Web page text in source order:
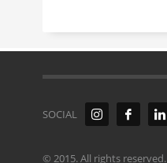
SOCIAL
© 2015. All rights reserved.